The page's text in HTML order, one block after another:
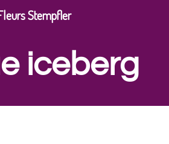
iceberg
Stempfler